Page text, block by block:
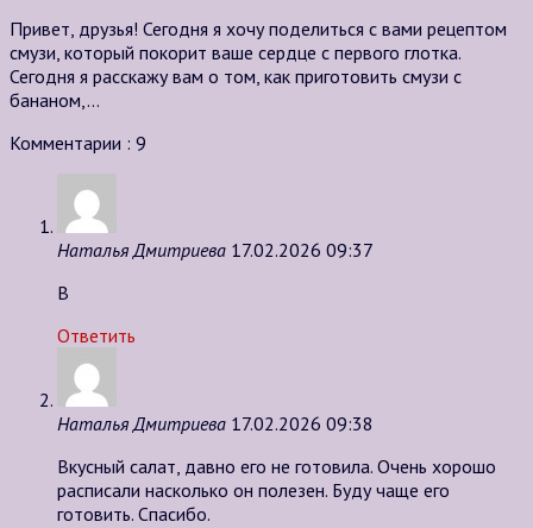
Привет, друзья! Сегодня я хочу поделиться с вами рецептом
смузи, который покорит ваше сердце с первого глотка.
Сегодня я расскажу вам о том, как приготовить смузи с
бананом,…
Комментарии : 9
Наталья Дмитриева 17.02.2026 09:37
В
Ответить
Наталья Дмитриева 17.02.2026 09:38
Вкусный салат, давно его не готовила. Очень хорошо
расписали насколько он полезен. Буду чаще его
готовить. Спасибо.